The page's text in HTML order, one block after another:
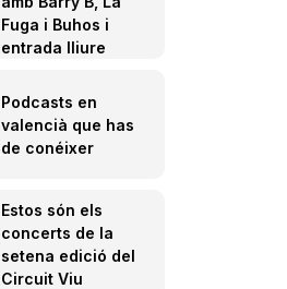
Fuga i Buhos i
entrada lliure
Podcasts en
valencià que has
de conéixer
Estos són els
concerts de la
setena edició del
Circuit Viu